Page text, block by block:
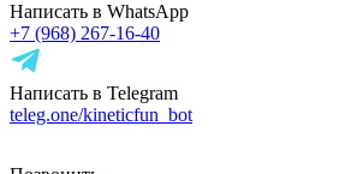
Написать в WhatsApp
+7 (968) 267-16-40
Написать в Telegram
teleg.one/kineticfun_bot